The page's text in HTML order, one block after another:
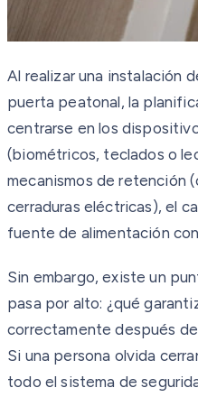
Al realizar una instalación
puerta peatonal, la
centrarse en los
(biométricos, teclados o
mecanismos de retención
cerraduras eléctricas), el
fuente de alimentación
Sin embargo, existe un
pasa por alto: ¿qué
correctamente después
Si una persona olvida
todo el sistema de